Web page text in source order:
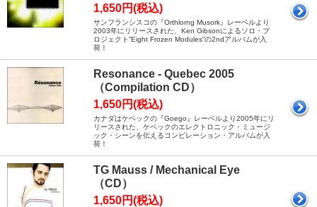
1,650円(税込)
サンフランシスコの『Orthlorng Musork』レーベルより
2003年にリリースされた、Ken Gibsonによるソロ・プ
ロジェクト“Eight Frozen Modules”の2ndアルバムが入
荷！
Resonance - Quebec 2005
（Compilation CD）
1,650円(税込)
カナダはケベックの『Goego』レーベルより2005年にリ
リースされた、ケベックのエレクトロニック・ミュージ
ック・シーンを伝えるコンピレーション・アルバムが入
荷！
TG Mauss / Mechanical Eye
（CD）
1,650円(税込)